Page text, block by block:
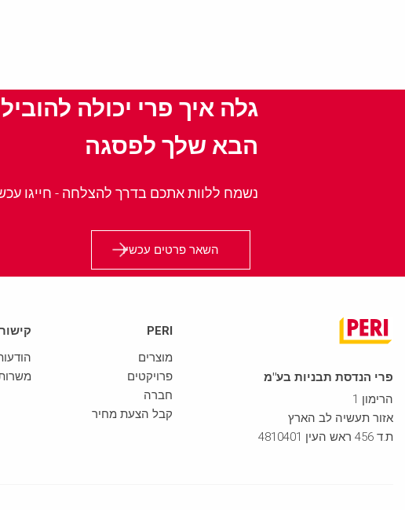
גלה איך פרי יכולה
הבא שלך לפסגה
נשמח ללוות אתכם בדרך להצלחה - חייגו עכשיו: 03-
השאר פרטים עכשיו
פרי הנדסת תבניות בע"מ
הרימון 1
אזור תעשיה לב הארץ
ת.ד 456 ראש העין 4810401
PERI
מוצרים
פרויקטים
חברה
קבל הצעת מחיר